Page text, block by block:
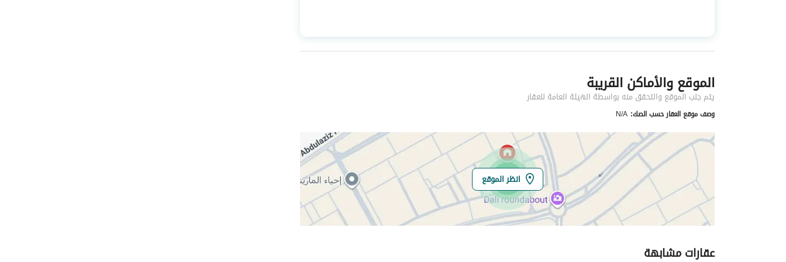
نوع العقار
فلل
عدد الغرف
4
خدمات العقار
كهرباء
نعم
صرف صحي
نعم
تفاصيل اضافية
عمر العقار
جديد
عرض الشارع
25
رقم المخطط
هل يوجد اي التزام
على العقار ؟
لا
الموقع والأماكن القريبة
يتم جلب الموقع والتحقق منه بواسطة الهيئة العامة للعقار
وصف موقع العقار حسب الصك: N/A
انظر الموقع
عقارات مشابهة